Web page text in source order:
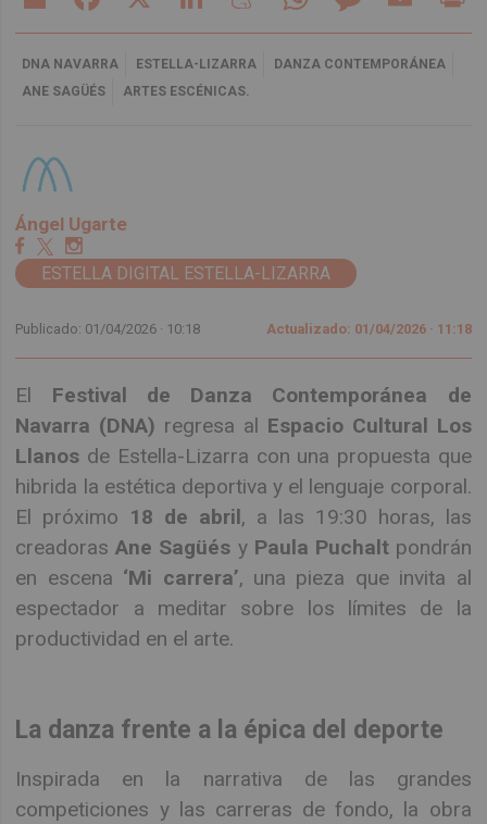
DNA NAVARRA ESTELLA-LIZARRA
DANZA CONTEMPORÁNEA
ANE SAGÜÉS
ARTES ESCÉNICAS.
Ángel Ugarte
ESTELLA DIGITAL ESTELLA-LIZARRA
Publicado: 01/04/2026 · 10:18 Actualizado: 01/04/2026 · 11:18
El Festival de Danza Contemporánea de
Navarra (DNA) regresa al Espacio Cultural Los
Llanos de Estella-Lizarra con una propuesta que
hibrida la estética deportiva y el lenguaje corporal.
El próximo 18 de abril, a las 19:30 horas, las
creadorasAne Sagüés y Paula Puchaltpondrán
en escena ‘Mi carrera’, una pieza que invita al
espectador a meditar sobre los límites de la
productividad en el arte.
La danza frente a la épica del deporte
Inspirada en la narrativa de las grandes
competiciones y las carreras de fondo, la obra